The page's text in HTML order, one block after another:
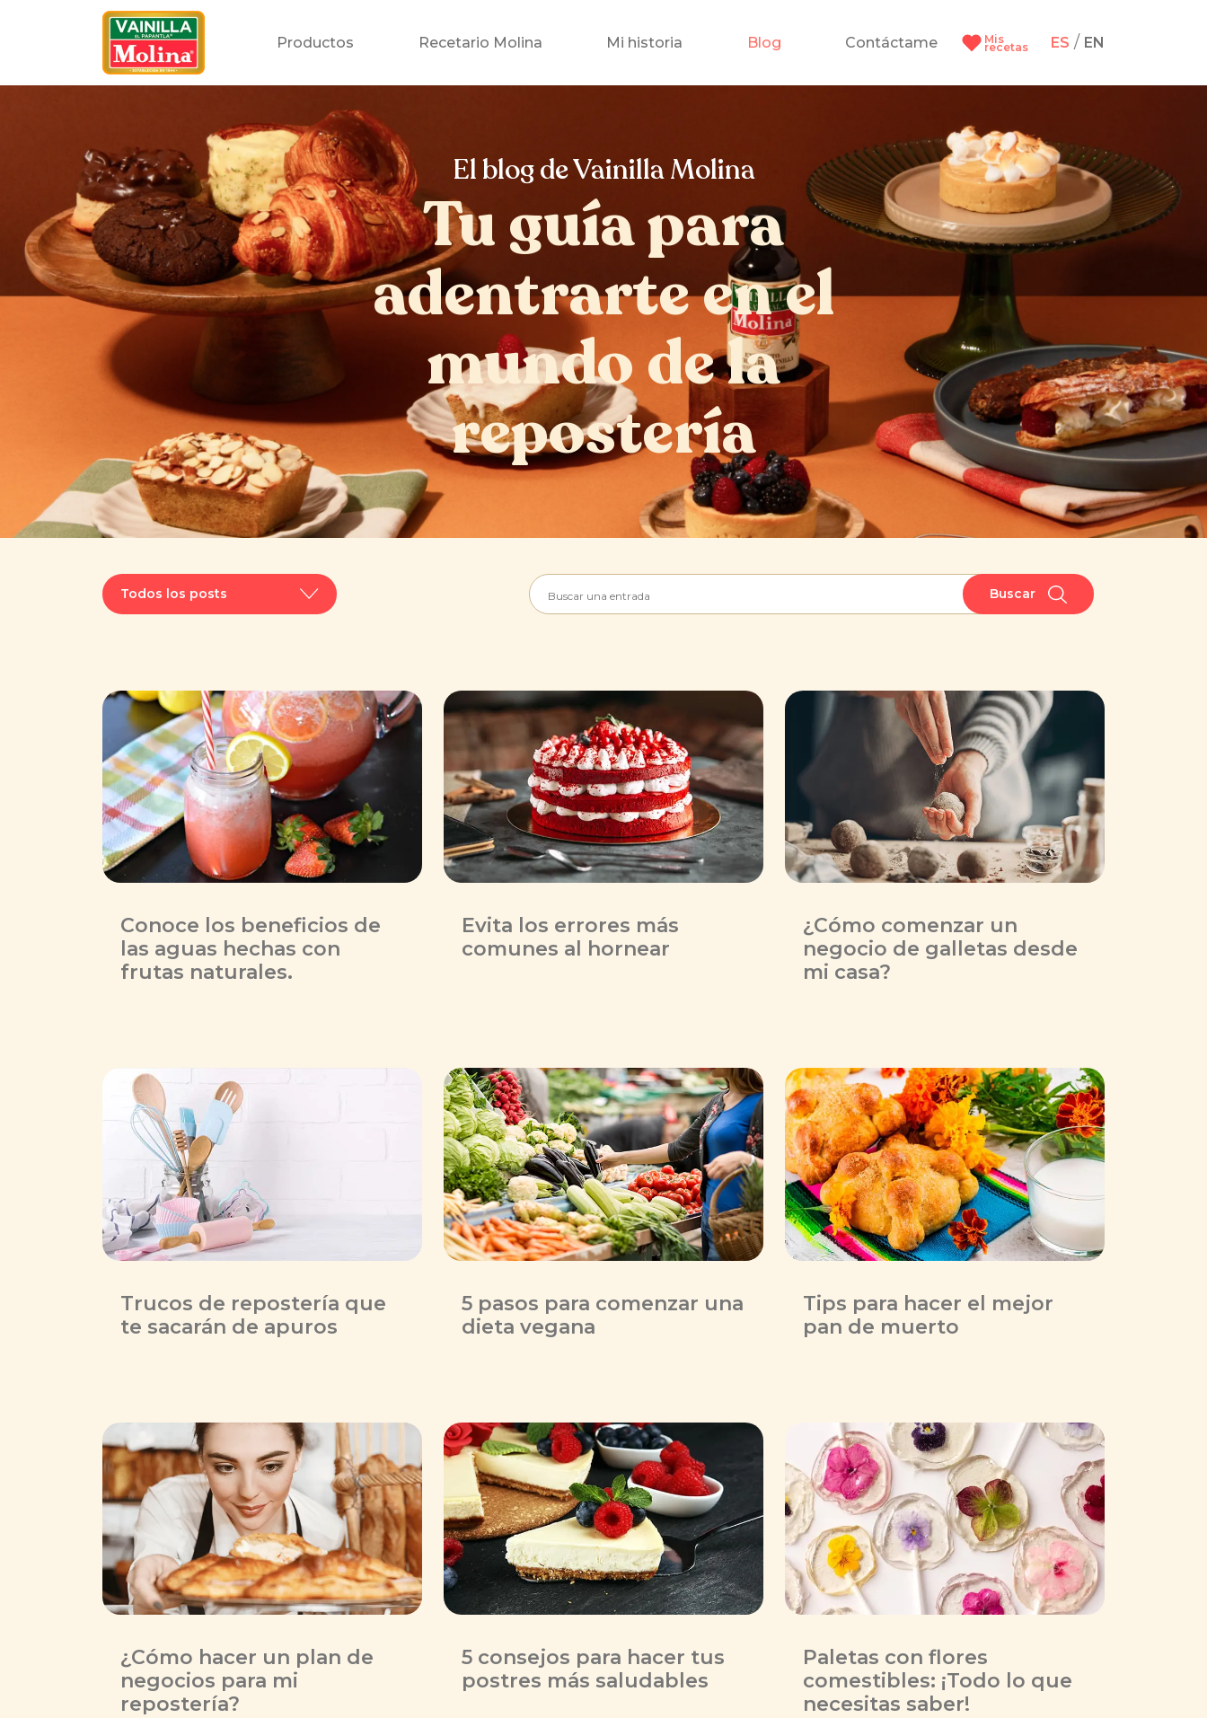
ES / EN
Mis
recetas
Productos Recetario Molina Mi historia Blog Contáctame
El blog de Vainilla Molina
Tu guía para
adentrarte en el
mundo de la
repostería
Todos los posts Buscar
Conoce los beneficios de
las aguas hechas con
frutas naturales.
Evita los errores más
comunes al hornear
¿Cómo comenzar un
negocio de galletas desde
mi casa?
Trucos de repostería que
te sacarán de apuros
5 pasos para comenzar una
dieta vegana
Tips para hacer el mejor
pan de muerto
¿Cómo hacer un plan de
negocios para mi
repostería?
5 consejos para hacer tus
postres más saludables
Paletas con flores
comestibles: ¡Todo lo que
necesitas saber!